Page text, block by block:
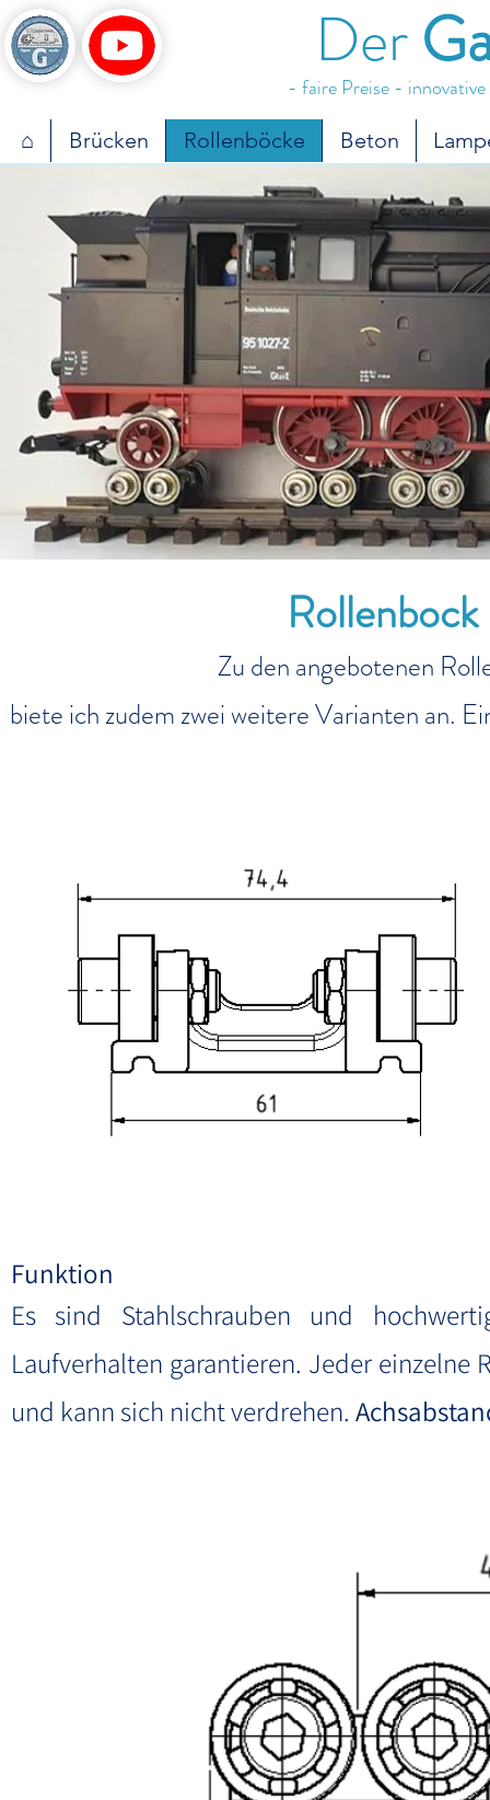
Der
- faire Preise -
⌂ Brücken Rollenböcke Beton
Zu den angebotenen
biete ich zudem zwei weitere Varianten an.
Funktion
Es sind Stahlschrauben und
Laufverhalten garantieren. Jeder
und kann sich nicht verdrehen.